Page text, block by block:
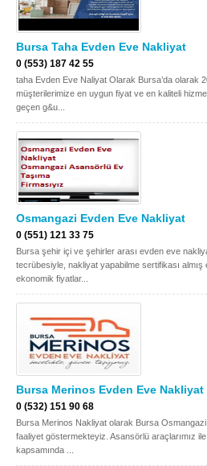
Bursa Taha Evden Eve Nakliyat
0 (553) 187 42 55
taha Evden Eve Naliyat Olarak Bursa’da olarak
müşterilerimize en uygun fiyat ve en kaliteli
geçen g&u...
Osmangazi Evden Eve Nakliyat
0 (551) 121 33 75
Bursa şehir içi ve şehirler arası evden eve
tecrübesiyle, nakliyat yapabilme sertifikası
ekonomik fiyatlar...
Bursa Merinos Evden Eve Nakliyat
0 (532) 151 90 68
Bursa Merinos Nakliyat olarak Bursa
faaliyet göstermekteyiz. Asansörlü araçlarımız
kapsamında ...